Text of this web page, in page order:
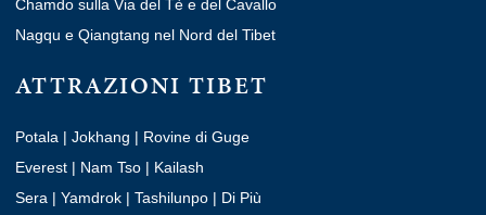
Chamdo sulla Via del Tè e del Cavallo
Nagqu e Qiangtang nel Nord del Tibet
ATTRAZIONI TIBET
Potala | Jokhang | Rovine di Guge
Everest | Nam Tso | Kailash
Sera | Yamdrok | Tashilunpo | Di Più